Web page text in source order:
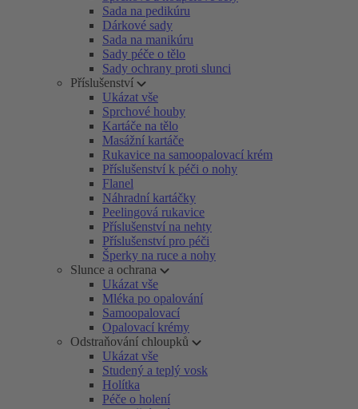
Sada na pedikúru
Dárkové sady
Sada na manikúru
Sady péče o tělo
Sady ochrany proti slunci
Příslušenství
Ukázat vše
Sprchové houby
Kartáče na tělo
Masážní kartáče
Rukavice na samoopalovací krém
Příslušenství k péči o nohy
Flanel
Náhradní kartáčky
Peelingová rukavice
Příslušenství na nehty
Příslušenství pro péči
Šperky na ruce a nohy
Slunce a ochrana
Ukázat vše
Mléka po opalování
Samoopalovací
Opalovací krémy
Odstraňování chloupků
Ukázat vše
Studený a teplý vosk
Holítka
Péče o holení